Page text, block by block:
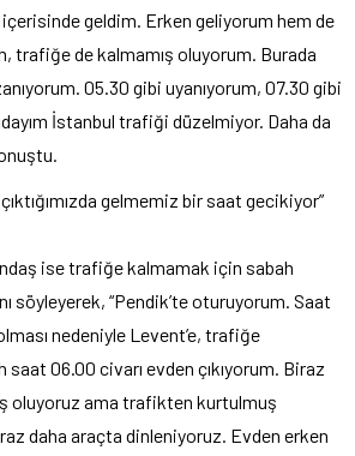
geldim. Erken geliyorum hem de
trafiğe de kalmamış oluyorum. Burada
05.30 gibi uyanıyorum, 07.30 gibi
İstanbul trafiği düzelmiyor. Daha da
gelmemiz bir saat gecikiyor”
ise trafiğe kalmamak için sabah
söyleyerek, “Pendik’te oturuyorum. Saat
nedeniyle Levent’e, trafiğe
06.00 civarı evden çıkıyorum. Biraz
oluyoruz ama trafikten kurtulmuş
daha araçta dinleniyoruz. Evden erken